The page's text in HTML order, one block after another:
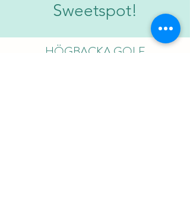
Sweetspot!
HÖGBACKA GOLF